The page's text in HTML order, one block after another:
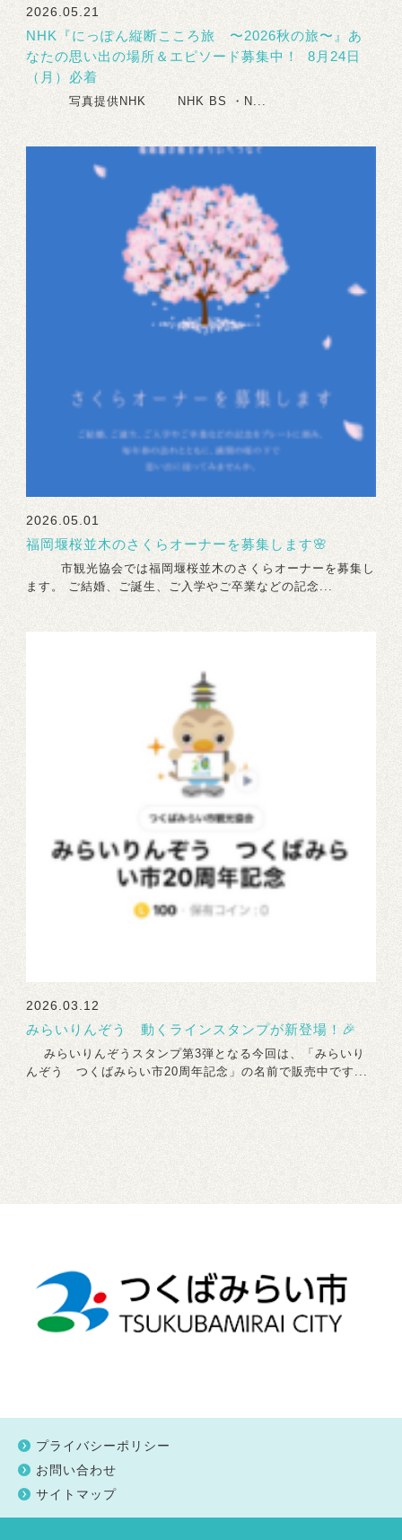
2026.05.21
NHK『にっぽん縦断こころ旅 〜2026秋の旅〜』あ
なたの思い出の場所＆エピソード募集中！ 8月24日
（月）必着
写真提供NHK NHK BS ・N...
2026.05.01
福岡堰桜並木のさくらオーナーを募集します🌸
市観光協会では福岡堰桜並木のさくらオーナーを募集し
ます。 ご結婚、ご誕生、ご入学やご卒業などの記念...
2026.03.12
みらいりんぞう 動くラインスタンプが新登場！🎉
みらいりんぞうスタンプ第3弾となる今回は、「みらいり
んぞう つくばみらい市20周年記念」の名前で販売中です...
プライバシーポリシー
お問い合わせ
サイトマップ